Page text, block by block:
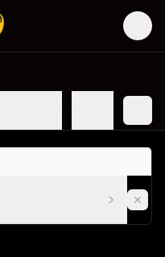
Login